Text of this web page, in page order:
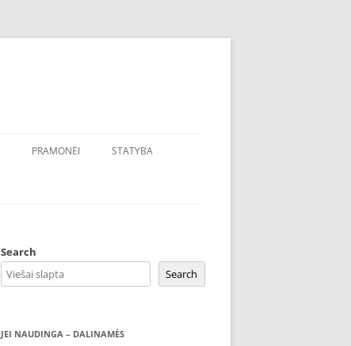
PRAMONEI STATYBA
Search
Search
JEI NAUDINGA – DALINAMĖS